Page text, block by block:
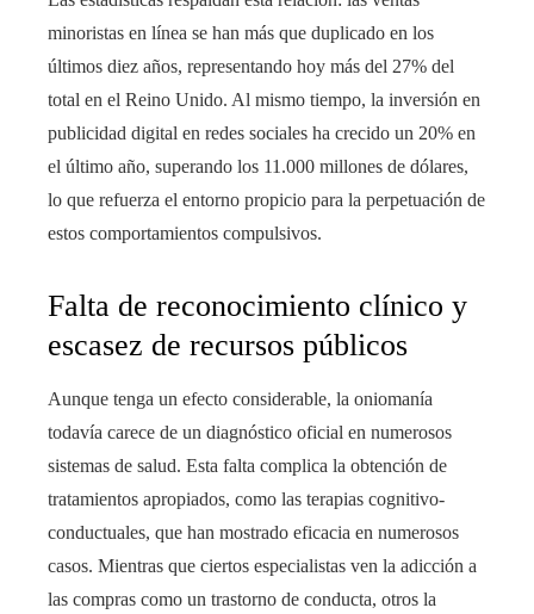
minoristas en línea se han más que duplicado en los
últimos diez años, representando hoy más del 27% del
total en el Reino Unido. Al mismo tiempo, la inversión en
publicidad digital en redes sociales ha crecido un 20% en
el último año, superando los 11.000 millones de dólares,
lo que refuerza el entorno propicio para la perpetuación de
estos comportamientos compulsivos.
Falta de reconocimiento clínico y
escasez de recursos públicos
Aunque tenga un efecto considerable, la oniomanía
todavía carece de un diagnóstico oficial en numerosos
sistemas de salud. Esta falta complica la obtención de
tratamientos apropiados, como las terapias cognitivo-
conductuales, que han mostrado eficacia en numerosos
casos. Mientras que ciertos especialistas ven la adicción a
las compras como un trastorno de conducta, otros la